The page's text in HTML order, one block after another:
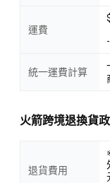
運費
統一運費計算
火箭跨境退換貨
退貨費用